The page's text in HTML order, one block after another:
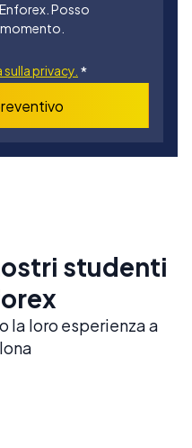
Posso
privacy. *
studenti
la loro esperienza a